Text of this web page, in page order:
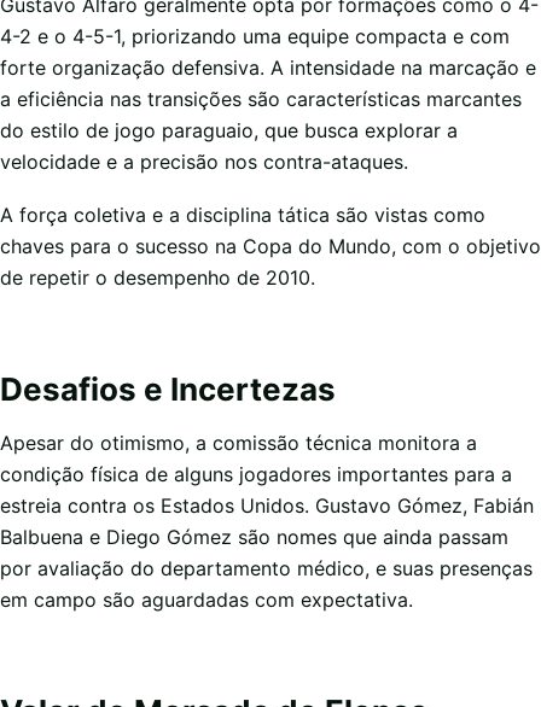
4-2 e o 4-5-1, priorizando uma equipe compacta e com
forte organização defensiva. A intensidade na marcação e
a eficiência nas transições são características marcantes
do estilo de jogo paraguaio, que busca explorar a
velocidade e a precisão nos contra-ataques.
A força coletiva e a disciplina tática são vistas como
chaves para o sucesso na Copa do Mundo, com o objetivo
de repetir o desempenho de 2010.
Desafios e Incertezas
Apesar do otimismo, a comissão técnica monitora a
condição física de alguns jogadores importantes para a
estreia contra os Estados Unidos. Gustavo Gómez, Fabián
Balbuena e Diego Gómez são nomes que ainda passam
por avaliação do departamento médico, e suas presenças
em campo são aguardadas com expectativa.